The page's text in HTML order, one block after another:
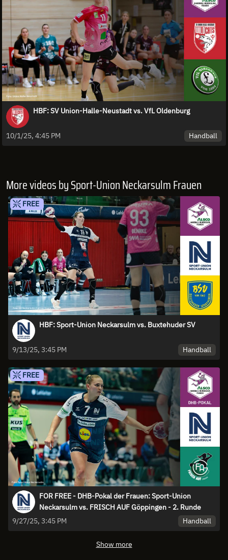
HBF: SV Union-Halle-Neustadt vs. VfL Oldenburg
10/1/25, 4:45 PM Handball
More videos by Sport-Union Neckarsulm Frauen
FREE
HBF: Sport-Union Neckarsulm vs. Buxtehuder SV
9/13/25, 3:45 PM Handball
FREE
FOR FREE - DHB-Pokal der Frauen: Sport-Union
Neckarsulm vs. FRISCH AUF Göppingen - 2. Runde
9/27/25, 3:45 PM
Handball
Show more